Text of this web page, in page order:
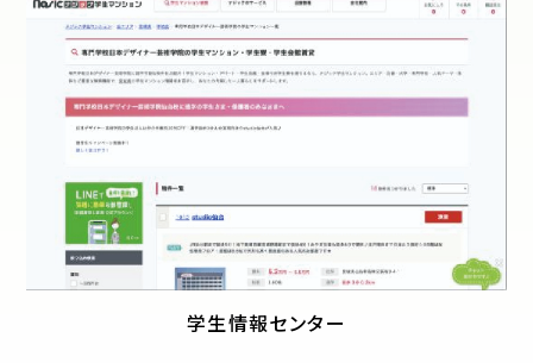
学生情報センター